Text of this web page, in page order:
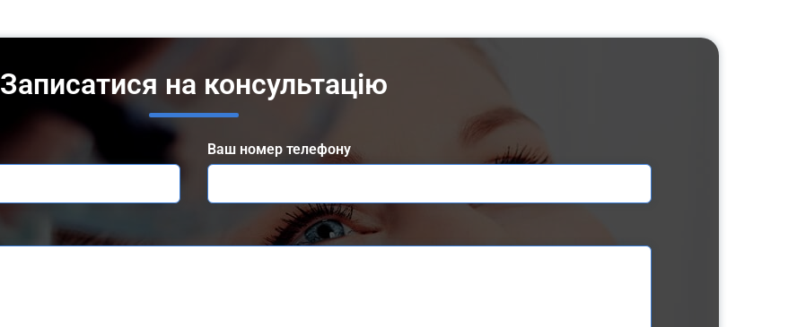
Записатися на консультацію
Ваш номер телефону